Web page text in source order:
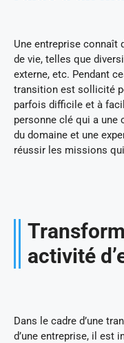
Une entreprise connaît
de vie, telles que
externe, etc. Pendant
transition est sollicité
parfois difficile et à
personne clé qui a une
du domaine et une
réussir les missions
activité
Dans le cadre d’une
d’une entreprise, il est